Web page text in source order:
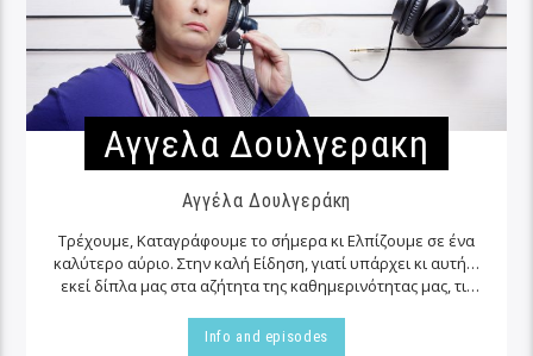
Αγγελα Δουλγερακη
Αγγέλα Δουλγεράκη
Τρέχουμε, Καταγράφουμε το σήμερα κι Ελπίζουμε σε ένα
καλύτερο αύριο. Στην καλή Είδηση, γιατί υπάρχει κι αυτή…
εκεί δίπλα μας στα αζήτητα της καθημερινότητας μας, τις
Info and episodes